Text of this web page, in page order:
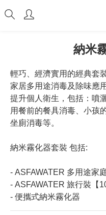
納米
輕巧、經濟實用的經典套
家居多用途消毒及除味應
提升個人衛生，包括：噴
用餐前的餐具消毒、小孩
坐廁消毒等。
納米霧化器套裝 包括:
- ASFAWATER 多用途家
- ASFAWATER 旅行裝【
- 便攜式納米霧化器